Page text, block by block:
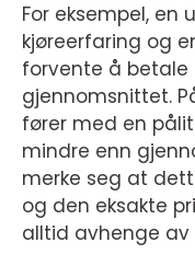
For eksempel, en
kjøreerfaring og
forvente å
gjennomsnittet.
fører med en
mindre enn
merke seg at
og den eksakte
alltid avhenge av